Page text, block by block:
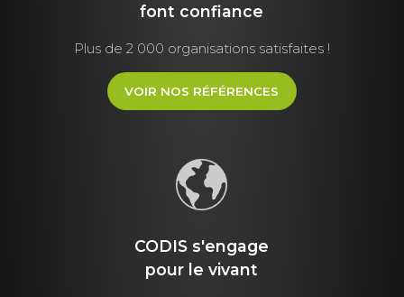
font confiance
Plus de 2 000 organisations satisfaites !
VOIR NOS RÉFÉRENCES
CODIS s'engage
pour le vivant